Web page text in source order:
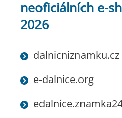
neoficiálních e-
2026
dalnicniznamku.cz
e-dalnice.org